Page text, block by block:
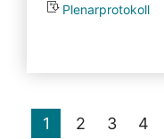
Plenarprotokoll
1 2 3 4